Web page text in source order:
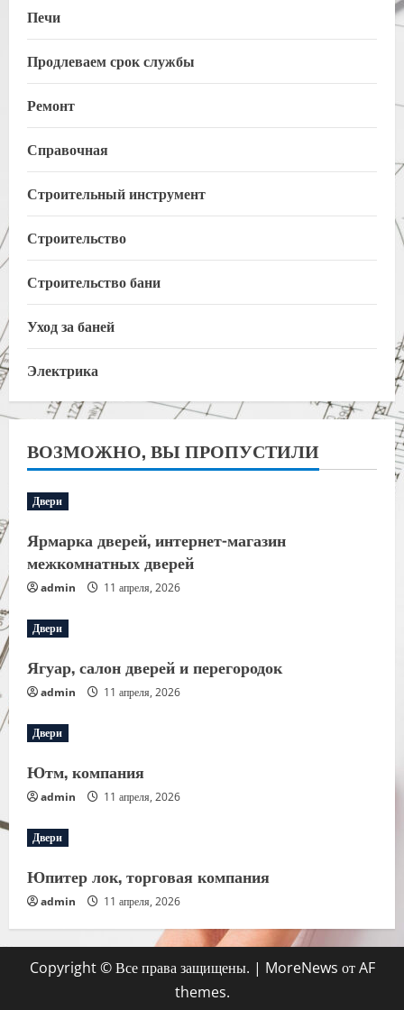
Печи
Продлеваем срок службы
Ремонт
Справочная
Строительный инструмент
Строительство
Строительство бани
Уход за баней
Электрика
ВОЗМОЖНО, ВЫ ПРОПУСТИЛИ
Двери
Ярмарка дверей, интернет-магазин
межкомнатных дверей
admin 11 апреля, 2026
Двери
Ягуар, салон дверей и перегородок
admin 11 апреля, 2026
Двери
Ютм, компания
admin 11 апреля, 2026
Двери
Юпитер лок, торговая компания
admin 11 апреля, 2026
Copyright © Все права защищены. | MoreNews от AF
themes.